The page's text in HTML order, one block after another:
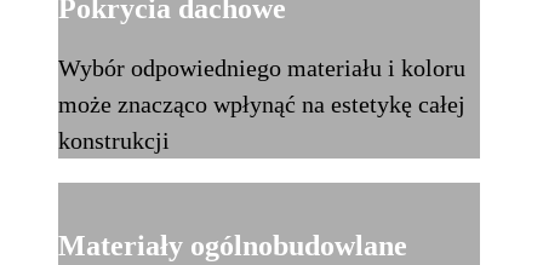
Pokrycia dachowe
Wybór odpowiedniego materiału i koloru
może znacząco wpłynąć na estetykę całej
konstrukcji
Materiały ogólnobudowlane